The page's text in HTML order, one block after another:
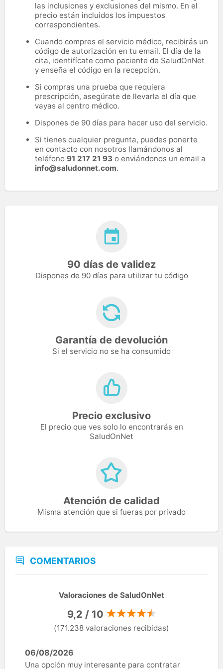
las inclusiones y exclusiones del mismo. En el
precio están incluidos los impuestos
correspondientes.
Cuando compres el servicio médico, recibirás un
código de autorización en tu email. El día de la
cita, identifícate como paciente de SaludOnNet
y enseña el código en la recepción.
Si compras una prueba que requiera
prescripción, asegúrate de llevarla el día que
vayas al centro médico.
Dispones de 90 días para hacer uso del servicio.
Si tienes cualquier pregunta, puedes ponerte
en contacto con nosotros llamándonos al
teléfono 91 217 21 93 o enviándonos un email a
info@saludonnet.com.
90 días de validez
Dispones de 90 días para utilizar tu código
Garantía de devolución
Si el servicio no se ha consumido
Precio exclusivo
El precio que ves solo lo encontrarás en
SaludOnNet
Atención de calidad
Misma atención que si fueras por privado
COMENTARIOS
Valoraciones de SaludOnNet
9,2 / 10
(171.238 valoraciones recibidas)
06/08/2026
Una opción muy interesante para contratar